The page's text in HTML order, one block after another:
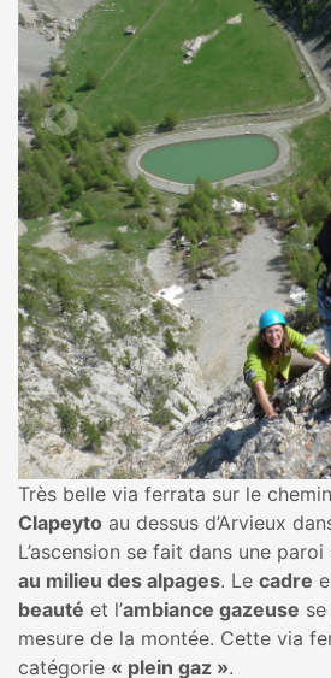
Très belle via ferrata sur le
Clapeyto au dessus d’Arvieux
L’ascension se fait dans une paroi
au milieu des alpages. Le cadre
beauté et l’ambiance gazeuse
mesure de la montée. Cette via
catégorie « plein gaz ».